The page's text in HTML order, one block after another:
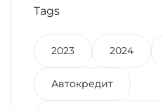
Tags
2023 2024
Автокредит